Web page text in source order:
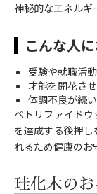
神秘的なエネルギ
こんな人
受験や就職活
才能を開花さ
体調不良が続
ペトリファイドウ
を達成する後押し
れるため健康のお
珪化木の